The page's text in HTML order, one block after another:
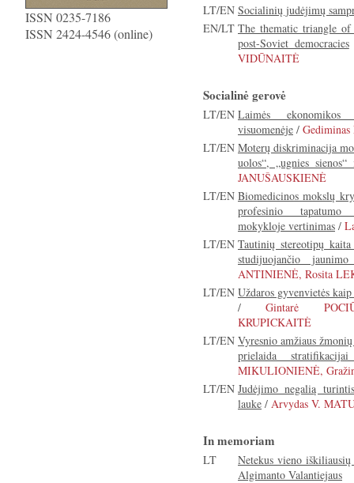
ISSN 0235-7186
ISSN 2424-4546 (online)
LT/EN Socialinių judėjimų
EN/LT The thematic triangle
post-Soviet democracies
VIDŪNAITĖ
Socialinė gerovė
LT/EN Laimės
visuomenėje /
LT/EN Moterų diskriminacija
uolos“, „ugnies
JANUŠAUSKIENĖ
LT/EN Biomedicinos mokslų
profesinio tapatumo
mokykloje vertinimas /
LT/EN Tautinių stereotipų
studijuojančio
ANTINIENĖ, Rosita
LT/EN Uždaros gyvenvietės
/Gintarė
KRUPICKAITĖ
LT/EN Vyresnio amžiaus
prielaida
MIKULIONIENĖ,
LT/EN Judėjimo negalią
lauke / Arvydas V.
In memoriam
LT
Netekus vieno
Algimanto Valantiejaus